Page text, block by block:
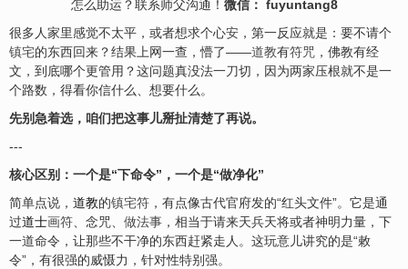
怎么助运？联系师父沟通！ 微信： fuyuntang8
很多人家里感觉不太平，或者想求个心安 ，第一反应就是：要不请个
镇宅的东西回来？结果上网一查，懵了——道教有符咒 ，佛教有经
文，到底哪个更管用？这问题真没法一刀切，因为两家压根就不是一
个路数，得看你信什么、想要什么。
先别急着选，咱们把这事儿掰扯清楚了再说。
---
核心区别：一个是“下命令”，一个是“做净化”
简单点说， 道教的镇宅符 ，有点像古代官府发的“红头文件”。它是通
过道士画符、念咒、 做法事 ，相当于请来天兵天将或者神明力量，下
一道命令，让那些不干净的东西赶紧走人。这玩意儿讲究的是“敕
令”，有很强的威慑力，针对性特别强。